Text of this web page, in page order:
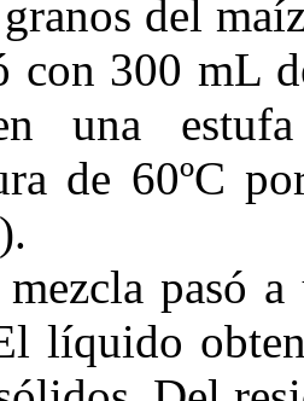
del
con 300 mL
una
de 60ºC
pasó
líquido